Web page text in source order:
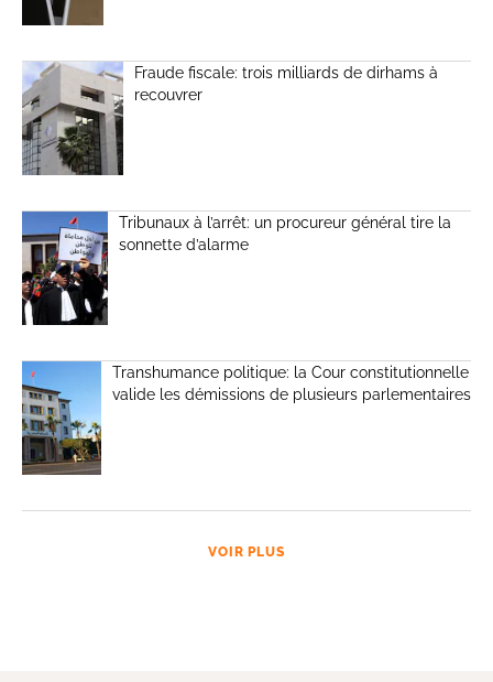
Fraude fiscale: trois milliards de dirhams à
recouvrer
Tribunaux à l’arrêt: un procureur général tire la
sonnette d’alarme
Transhumance politique: la Cour constitutionnelle
valide les démissions de plusieurs parlementaires
VOIR PLUS